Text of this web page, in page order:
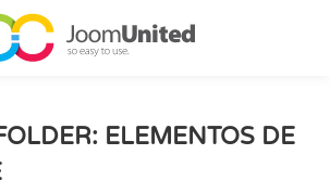
principal
ELEMENTOS DE